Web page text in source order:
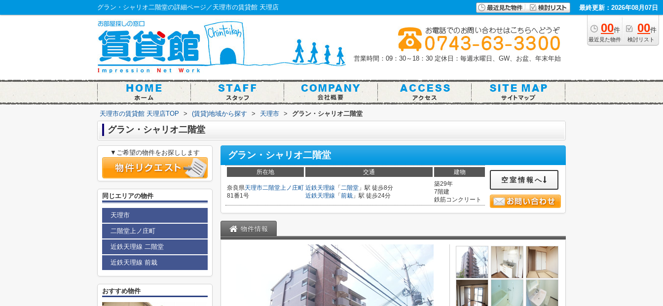
グラン・シャリオ二階堂の詳細ページ／天理市の賃貸館 天理店 最終更新：2026年08月07日
00件
最近見た物件
00件
検討リスト
営業時間：09：30～18：30 定休日：毎週水曜日、GW、お盆、年末年始
天理市の賃貸館 天理店TOP > (賃貸)地域から探す > 天理市 > グラン・シャリオ二階堂
グラン・シャリオ二階堂
グラン・シャリオ二階堂
所在地 交通 建物
奈良県天理市二階堂上ノ庄町
81番1号
近鉄天理線 「 二階堂 」駅 徒歩8分
近鉄天理線 「 前栽 」駅 徒歩24分
築29年
7階建
鉄筋コンクリート
空室情報へ
物件情報
▼ご希望の物件をお探しします
同じエリアの物件
天理市
二階堂上ノ庄町
近鉄天理線 二階堂
近鉄天理線 前栽
おすすめ物件